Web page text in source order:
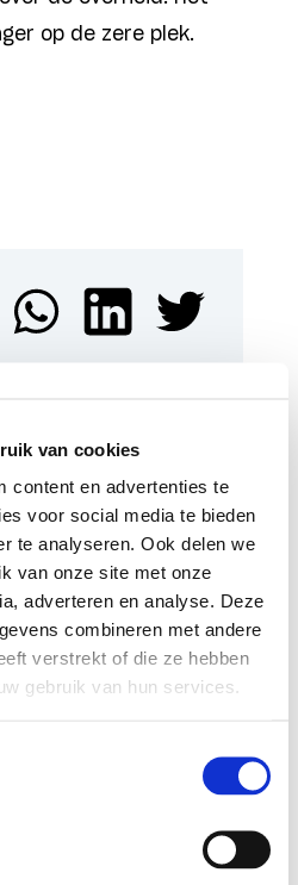
van cookies
content en advertenties te
voor social media te bieden
te analyseren. Ook delen we
van onze site met onze
adverteren en analyse. Deze
combineren met andere
verstrekt of die ze hebben
gebruik van hun services.
op de zere plek.
rechtsstaat